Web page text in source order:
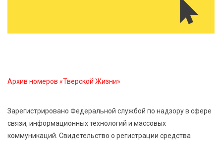
Исследование: ежемесячная смена категорий
кешбэка создает волны спроса
Архив номеров «Тверской Жизни»
Зарегистрировано Федеральной службой по надзору в сфере
связи, информационных технологий и массовых
коммуникаций. Свидетельство о регистрации средства